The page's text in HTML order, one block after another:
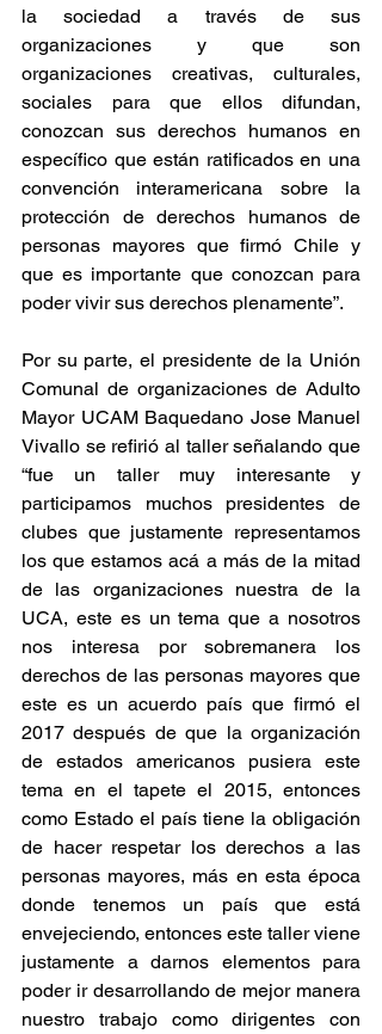
la sociedad a través de sus
organizaciones y que son
organizaciones creativas, culturales,
sociales para que ellos difundan,
conozcan sus derechos humanos en
específico que están ratificados en una
convención interamericana sobre la
protección de derechos humanos de
personas mayores que firmó Chile y
que es importante que conozcan para
poder vivir sus derechos plenamente”.
Por su parte, el presidente de la Unión
Comunal de organizaciones de Adulto
Mayor UCAM Baquedano Jose Manuel
Vivallo se refirió al taller señalando que
“fue un taller muy interesante y
participamos muchos presidentes de
clubes que justamente representamos
los que estamos acá a más de la mitad
de las organizaciones nuestra de la
UCA, este es un tema que a nosotros
nos interesa por sobremanera los
derechos de las personas mayores que
este es un acuerdo país que firmó el
2017 después de que la organización
de estados americanos pusiera este
tema en el tapete el 2015, entonces
como Estado el país tiene la obligación
de hacer respetar los derechos a las
personas mayores, más en esta época
donde tenemos un país que está
envejeciendo, entonces este taller viene
justamente a darnos elementos para
poder ir desarrollando de mejor manera
nuestro trabajo como dirigentes con